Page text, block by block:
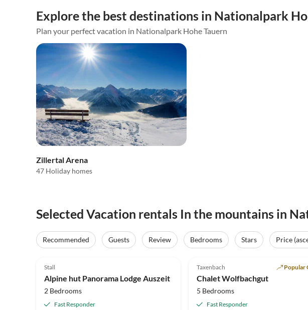
Explore the best destinations in Nationalpark
Plan your perfect vacation in Nationalpark Hohe Tauern
Zillertal Arena
47 Holiday homes
Selected Vacation rentals In the mountains in
Recommended Guests Review Bedrooms Stars Price
Top-Listing
Stall
Alpine hut Panorama Lodge Auszeit
2 Bedrooms
Fast Responder
Taxenbach Popular
Chalet Wolfbachgut
5 Bedrooms
Fast Responder